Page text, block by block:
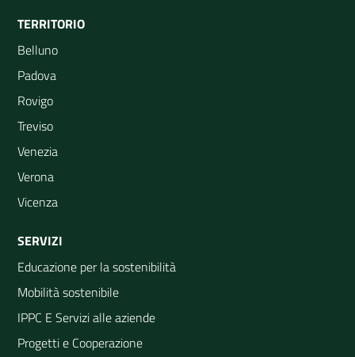
TERRITORIO
Belluno
Padova
Rovigo
Treviso
Venezia
Verona
Vicenza
SERVIZI
Educazione per la sostenibilità
Mobilità sostenibile
IPPC E Servizi alle aziende
Progetti e Cooperazione